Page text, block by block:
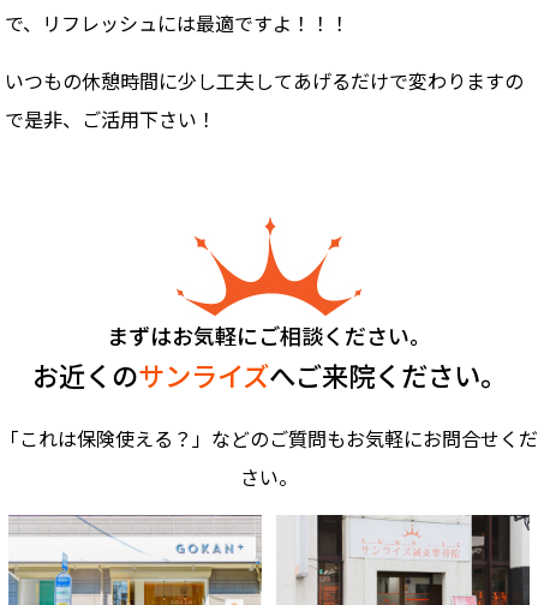
で、リフレッシュには最適ですよ！！！
いつもの休憩時間に少し工夫してあげるだけで変わりますの
で是非、ご活用下さい！
まずはお気軽にご相談ください。
お近くのサンライズへご来院ください。
「これは保険使える？」などのご質問もお気軽にお問合せくだ
さい。